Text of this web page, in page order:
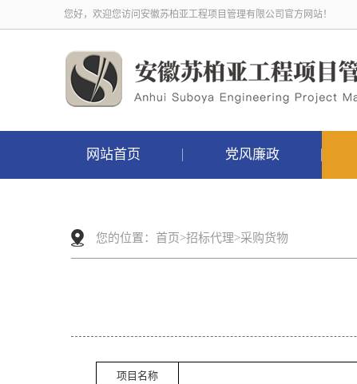
您好，欢迎您访问安徽苏柏亚工程项目管理有限公司官方网站！
网站首页 党风廉政
您的位置： 首页>招标代理>采购货物
项目名称